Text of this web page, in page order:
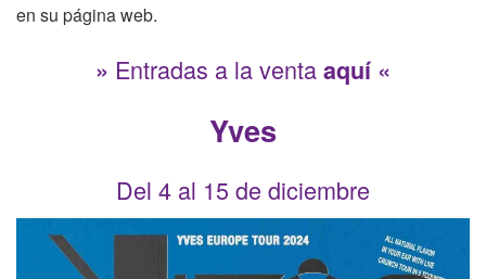
en su página web.
» Entradas a la ventaaquí «
Yves
Del 4 al 15 de diciembre